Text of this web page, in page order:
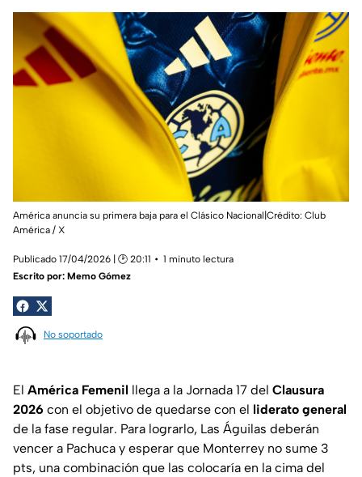
América anuncia su primera baja para el Clásico Nacional|Crédito: Club
América / X
Publicado 17/04/2026 | 🕑 20:11
1 minuto lectura
Escrito por: Memo Gómez
No soportado
El América Femenil llega a la Jornada 17 del Clausura
2026 con el objetivo de quedarse con el liderato general
de la fase regular. Para lograrlo, Las Águilas deberán
vencer a Pachuca y esperar que Monterrey no sume 3
pts, una combinación que las colocaría en la cima del